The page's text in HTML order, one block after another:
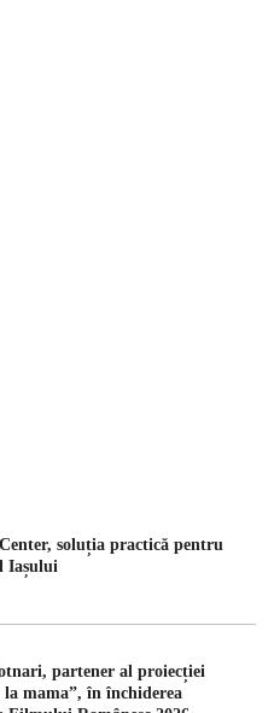
soluția practică pentru
Iașului
partener al proiecției
la mama”, în închiderea